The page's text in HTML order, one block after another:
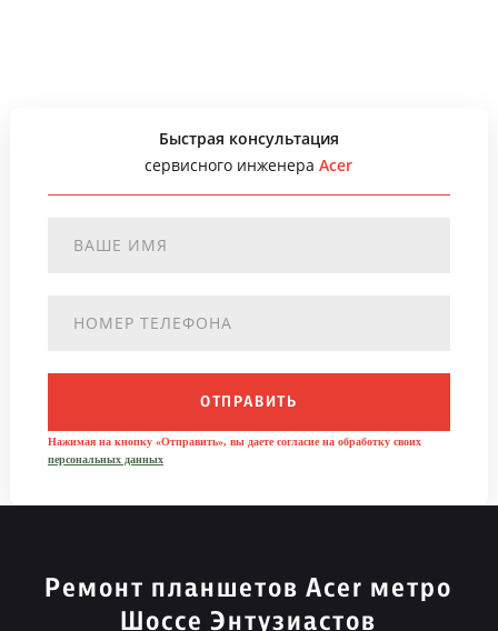
Быстрая консультация
сервисного инженераAcer
ОТПРАВИТЬ
Нажимая на кнопку «Отправить», вы даете согласие на обработку своих
персональных данных
Ремонт планшетов Acer метро
Шоссе Энтузиастов